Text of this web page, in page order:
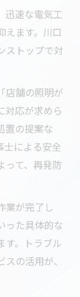
迅速な電気工
えます。川口
ストップで対
店舗の照明が
対応が求めら
置の提案な
士による安全
って、再発防
業が完了し
った具体的な
す。トラブル
の活用が、